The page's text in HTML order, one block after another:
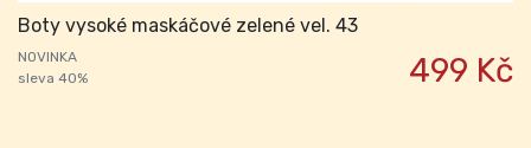
Boty vysoké maskáčové zelené vel. 43
NOVINKA
sleva 40%
499 Kč